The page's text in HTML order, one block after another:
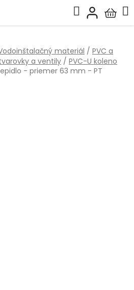
Hľadať
košík
materiál / PVC a
a ventily / PVC-U koleno
- priemer 63 mm - PT